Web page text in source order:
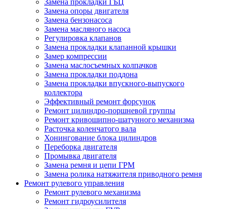
Замена прокладки ГБЦ
Замена опоры двигателя
Замена бензонасоса
Замена масляного насоса
Регулировка клапанов
Замена прокладки клапанной крышки
Замер компрессии
Замена маслосъемных колпачков
Замена прокладки поддона
Замена прокладки впускного-выпуского
коллектора
Эффективный ремонт форсунок
Ремонт цилиндро-поршневой группы
Ремонт кривошипно-шатунного механизма
Расточка коленчатого вала
Хонингование блока цилиндров
Переборка двигателя
Промывка двигателя
Замена ремня и цепи ГРМ
Замена ролика натяжителя приводного ремня
Ремонт рулевого управления
Ремонт рулевого механизма
Ремонт гидроусилителя